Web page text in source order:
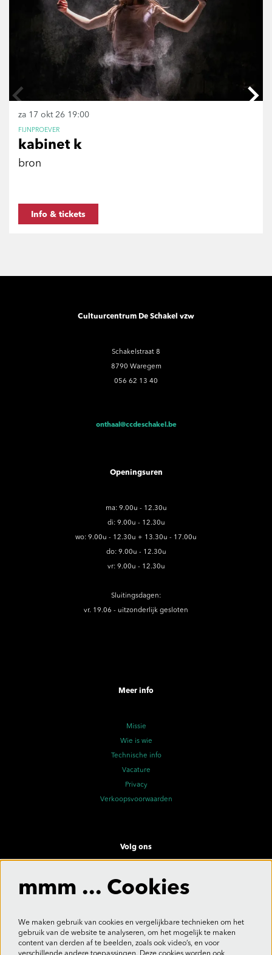
kabinet k
bron
FIJNPROEVER
za 17 okt 26 19:00
Info & tickets
Cultuurcentrum De Schakel vzw
Schakelstraat 8
8790 Waregem
056 62 13 40
onthaal@ccdeschakel.be
Openingsuren
ma: 9.00u - 12.30u
di: 9.00u - 12.30u
wo: 9.00u - 12.30u + 13.30u - 17.00u
do: 9.00u - 12.30u
vr: 9.00u - 12.30u
Sluitingsdagen:
vr. 19.06 - uitzonderlijk gesloten
Meer info
Missie
Wie is wie
Technische info
Vacature
Privacy
Verkoopsvoorwaarden
Volg ons
mmm ... Cookies
We maken gebruik van cookies en vergelijkbare technieken om het
gebruik van de website te analyseren, om het mogelijk te maken
content van derden af te beelden, zoals ook video’s, en voor